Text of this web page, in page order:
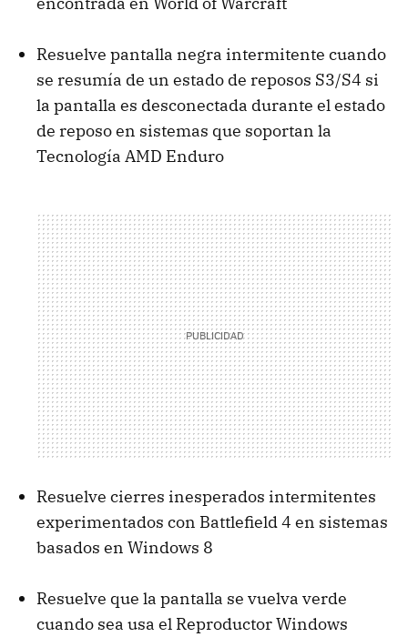
Resuelve pantalla negra intermitente cuando
se resumía de un estado de reposos S3/S4 si
la pantalla es desconectada durante el estado
de reposo en sistemas que soportan la
Tecnología AMD Enduro
Resuelve cierres inesperados intermitentes
experimentados con Battlefield 4 en sistemas
basados en Windows 8
Resuelve que la pantalla se vuelva verde
cuando sea usa el Reproductor Windows